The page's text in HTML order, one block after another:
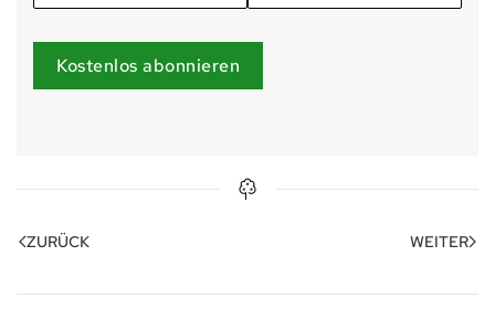
Kostenlos abonnieren
ZURÜCK WEITER